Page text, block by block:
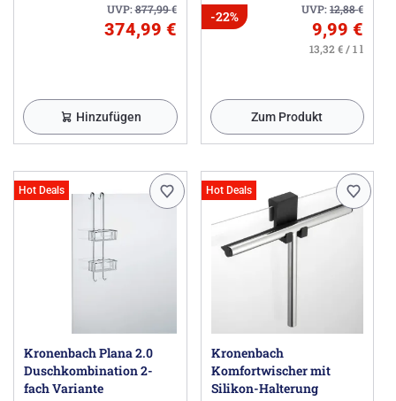
UVP:877,99€
374,99 €
Hinzufügen
UVP:12,88€
-22%
9,99 €
13,32 € / 1 l
Zum Produkt
Hot Deals
Kronenbach Plana 2.0
Duschkombination 2-
fach Variante
Hot Deals
Kronenbach
Komfortwischer mit
Silikon-Halterung